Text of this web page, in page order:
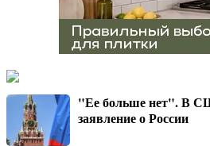
"Ее больше нет". В
заявление о России